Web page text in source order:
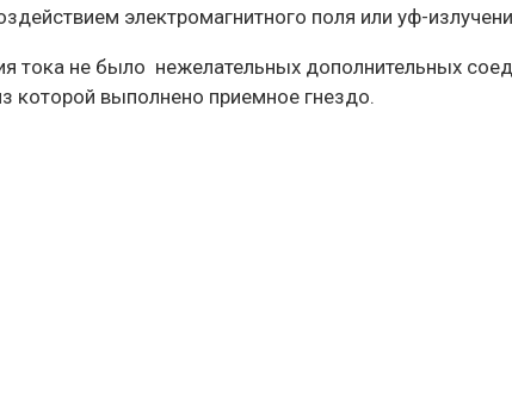
электромагнитного поля или уф-
тока не было нежелательных дополнительных
которой выполнено приемное гнездо.